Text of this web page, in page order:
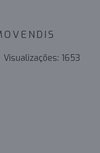
Visualizações: 1653